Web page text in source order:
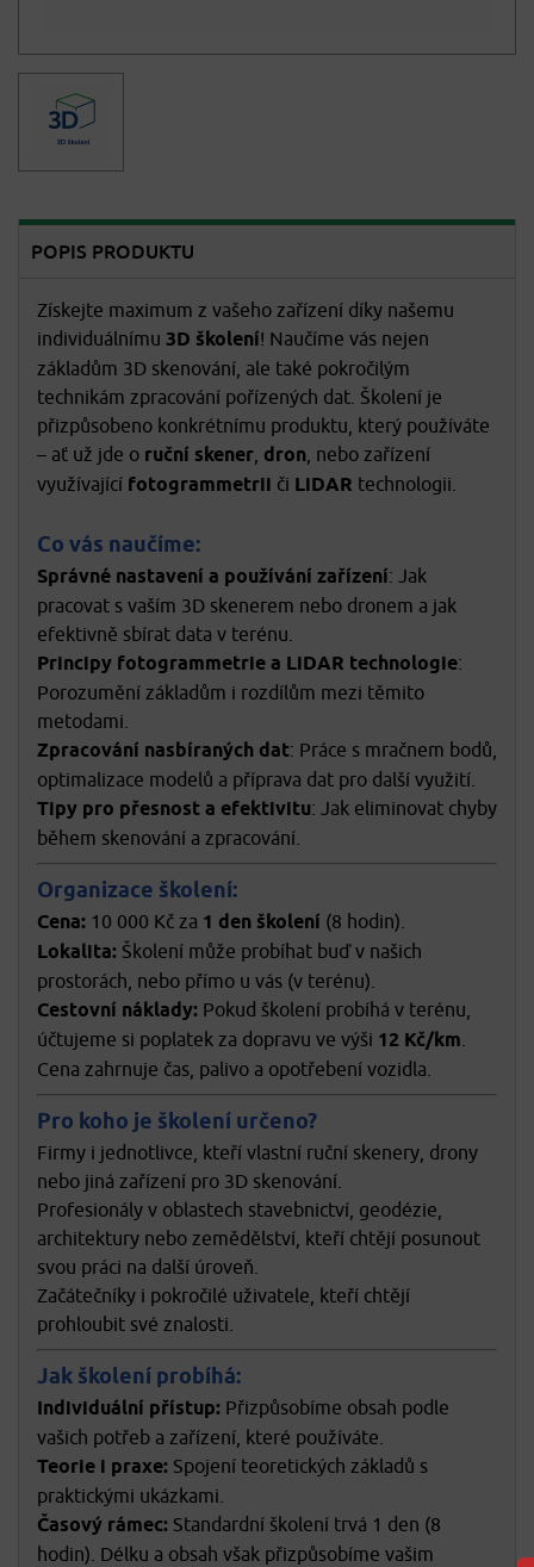
POPIS PRODUKTU
Získejte maximum z vašeho zařízení díky našemu
individuálnímu 3D školení! Naučíme vás nejen
základům 3D skenování, ale také pokročilým
technikám zpracování pořízených dat. Školení je
přizpůsobeno konkrétnímu produktu, který používáte
– ať už jde o ruční skener, dron, nebo zařízení
využívající fotogrammetrii či LiDAR technologii.
Co vás naučíme:
Správné nastavení a používání zařízení: Jak
pracovat s vaším 3D skenerem nebo dronem a jak
efektivně sbírat data v terénu.
Principy fotogrammetrie a LiDAR technologie:
Porozumění základům i rozdílům mezi těmito
metodami.
Zpracování nasbíraných dat: Práce s mračnem bodů,
optimalizace modelů a příprava dat pro další využití.
Tipy pro přesnost a efektivitu: Jak eliminovat chyby
během skenování a zpracování.
Organizace školení:
Cena: 10 000 Kč za 1 den školení (8 hodin).
Lokalita: Školení může probíhat buď v našich
prostorách, nebo přímo u vás (v terénu).
Cestovní náklady: Pokud školení probíhá v terénu,
účtujeme si poplatek za dopravu ve výši 12 Kč/km.
Cena zahrnuje čas, palivo a opotřebení vozidla.
Pro koho je školení určeno?
Firmy i jednotlivce, kteří vlastní ruční skenery, drony
nebo jiná zařízení pro 3D skenování.
Profesionály v oblastech stavebnictví, geodézie,
architektury nebo zemědělství, kteří chtějí posunout
svou práci na další úroveň.
Začátečníky i pokročilé uživatele, kteří chtějí
prohloubit své znalosti.
Jak školení probíhá:
Individuální přístup: Přizpůsobíme obsah podle
vašich potřeb a zařízení, které používáte.
Teorie i praxe: Spojení teoretických základů s
praktickými ukázkami.
Časový rámec: Standardní školení trvá 1 den (8
hodin). Délku a obsah však přizpůsobíme vašim